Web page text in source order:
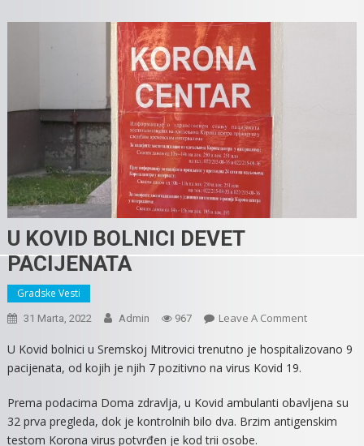
U KOVID BOLNICI DEVET
PACIJENATA
Gradske Vesti
31 Marta, 2022 Admin 967 Leave A CommentOn
KOVID
PACIJENATA
U Kovid bolnici u Sremskoj Mitrovici trenutno je hospitalizovano 9
pacijenata, od kojih je njih 7 pozitivno na virus Kovid 19.
Prema podacima Doma zdravlja, u Kovid ambulanti obavljena su
32 prva pregleda, dok je kontrolnih bilo dva. Brzim antigenskim
testom Korona virus potvrđen je kod trii osobe.